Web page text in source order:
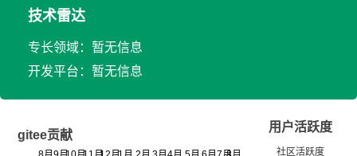
技术雷达
专长领域：暂无信息
开发平台：暂无信息
gitee贡献
用户活跃度